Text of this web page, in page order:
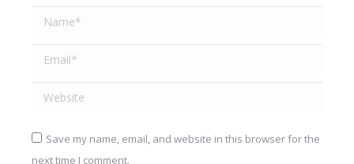
Name *
Email *
Website
Save my name, email, and website in this browser for the
next time I comment.